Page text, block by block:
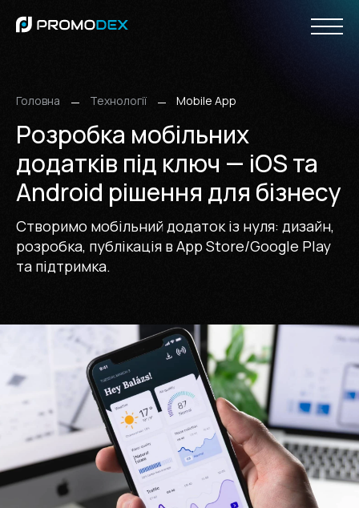
Головна Технології Mobile App
Розробка мобільних
додатків під ключ — iOS та
Android рішення для бізнесу
Створимо мобільний додаток із нуля: дизайн,
розробка, публікація в App Store/Google Play
та підтримка.